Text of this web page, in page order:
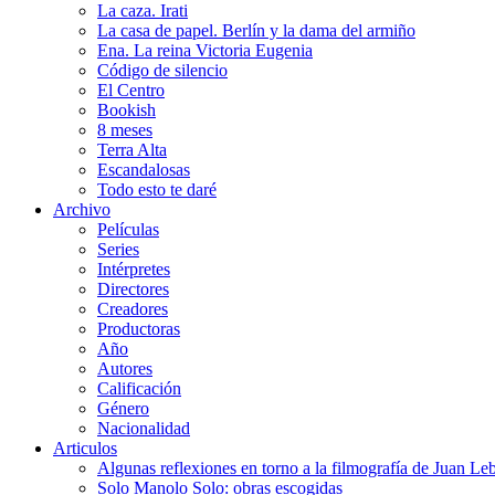
La caza. Irati
La casa de papel. Berlín y la dama del armiño
Ena. La reina Victoria Eugenia
Código de silencio
El Centro
Bookish
8 meses
Terra Alta
Escandalosas
Todo esto te daré
Archivo
Películas
Series
Intérpretes
Directores
Creadores
Productoras
Año
Autores
Calificación
Género
Nacionalidad
Articulos
Algunas reflexiones en torno a la filmografía de Juan
Solo Manolo Solo: obras escogidas